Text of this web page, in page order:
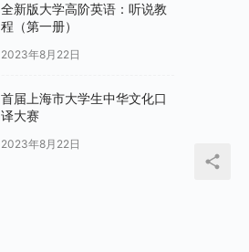
全新版大学高阶英语：听说教
程（第一册）
2023年8月22日
首届上海市大学生中华文化口
译大赛
2023年8月22日